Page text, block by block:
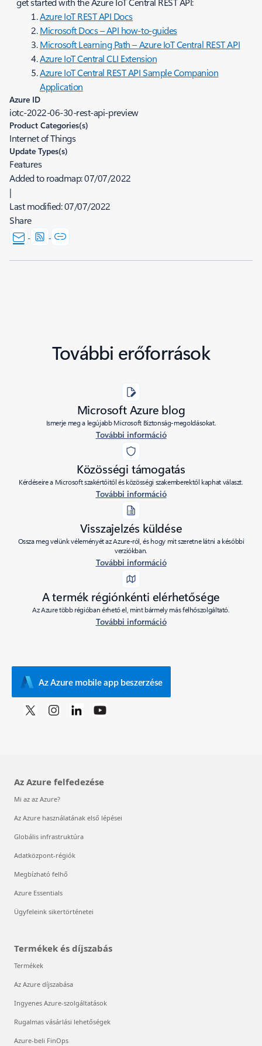
Azure IoT REST API Docs
Microsoft Docs – API how-to-guides
Microsoft Learning Path – Azure IoT Central REST API
Azure IoT Central CLI Extension
Azure IoT Central REST API Sample Companion
Application
Azure ID
iotc-2022-06-30-rest-api-preview
Product Categories(s)
Internet of Things
Update Types(s)
Features
Added to roadmap:07/07/2022
|
Last modified:07/07/2022
Share
További erőforrások
Microsoft Azure blog
Ismerje meg a legújabb Microsoft Biztonság-megoldásokat.
További információ
Közösségi támogatás
Kérdéseire a Microsoft szakértőitől és közösségi szakemberektől kaphat választ.
További információ
Visszajelzés küldése
Ossza meg velünk véleményét az Azure-ról, és hogy mit szeretne látni a későbbi
verziókban.
További információ
A termék régiónkénti elérhetősége
Az Azure több régióban érhető el, mint bármely más felhőszolgáltató.
További információ
Az Azure mobile app beszerzése
Az Azure felfedezése
Mi az az Azure?
Az Azure használatának első lépései
Globális infrastruktúra
Adatközpont-régiók
Megbízható felhő
Azure Essentials
Ügyfeleink sikertörténetei
Termékek és díjszabás
Termékek
Az Azure díjszabása
Ingyenes Azure-szolgáltatások
Rugalmas vásárlási lehetőségek
Azure-beli FinOps